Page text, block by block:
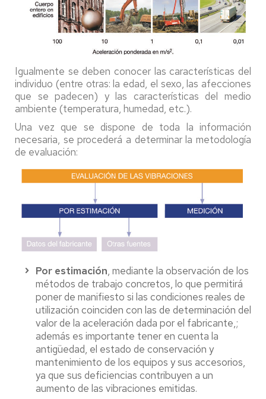
Igualmente se deben conocer las características del
individuo (entre otras: la edad, el sexo, las afecciones
que se padecen) y las características del medio
ambiente (temperatura, humedad, etc.).
Una vez que se dispone de toda la información
necesaria, se procederá a determinar la metodología
de evaluación:
Por estimación, mediante la observación de los
métodos de trabajo concretos, lo que permitirá
poner de manifiesto si las condiciones reales de
utilización coinciden con las de determinación del
valor de la aceleración dada por el fabricante,;
además es importante tener en cuenta la
antigüedad, el estado de conservación y
mantenimiento de los equipos y sus accesorios,
ya que sus deficiencias contribuyen a un
aumento de las vibraciones emitidas.